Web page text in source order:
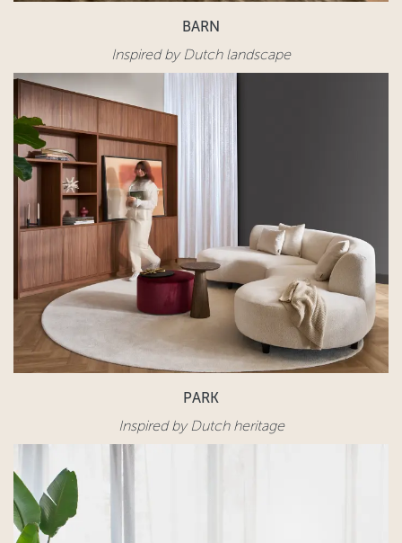
BARN
Inspired by Dutch landscape
PARK
Inspired by Dutch heritage